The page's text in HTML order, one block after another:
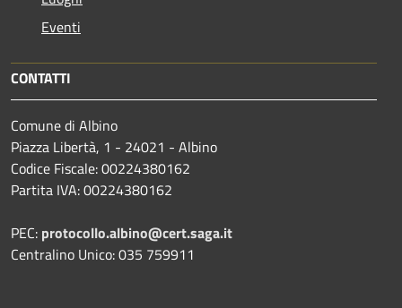
Eventi
CONTATTI
Comune di Albino
Piazza Libertà, 1 - 24021 - Albino
Codice Fiscale: 00224380162
Partita IVA: 00224380162
PEC: protocollo.albino@cert.saga.it
Centralino Unico: 035 759911